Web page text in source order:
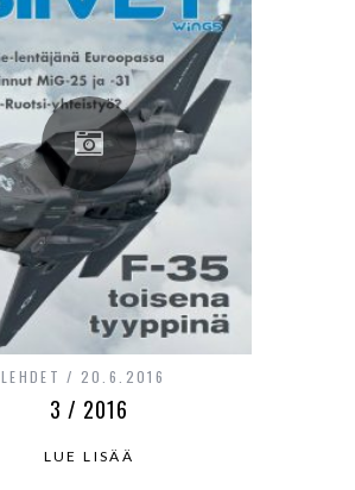
LEHDET 20.6.2016
3 / 2016
LUE LISÄÄ